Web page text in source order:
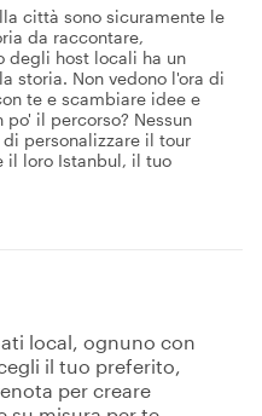
città sono sicuramente le
da raccontare,
degli host locali ha un
storia. Non vedono l'ora di
te e scambiare idee e
il percorso? Nessun
personalizzare il tour
il loro Istanbul, il tuo
local, ognuno con
il tuo preferito,
per creare